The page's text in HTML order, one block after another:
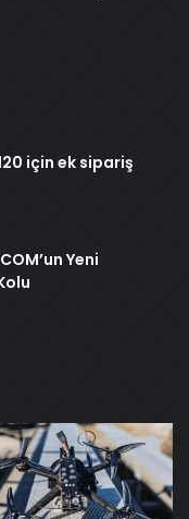
için ek sipariş
Yeni